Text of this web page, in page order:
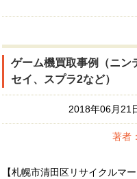
ゲーム機買取事例（ニン
セイ、スプラ2など）
2018年06月21
著者
【札幌市清田区リサイクルマ